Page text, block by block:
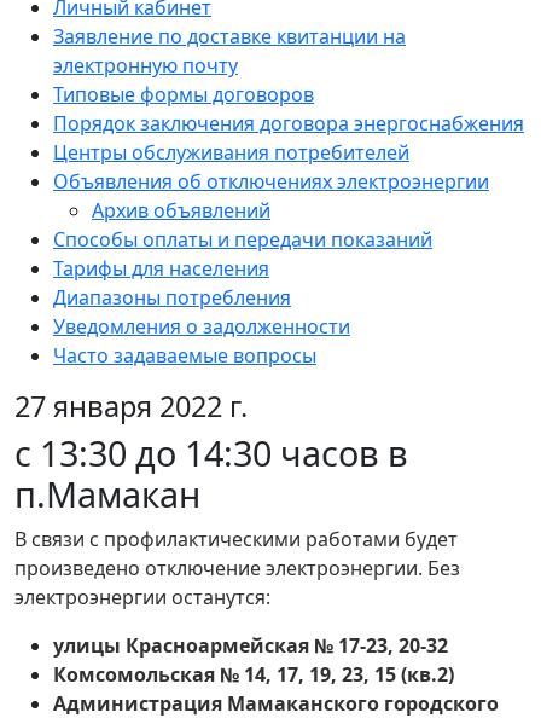
Личный кабинет
Заявление по доставке квитанции на
электронную почту
Типовые формы договоров
Порядок заключения договора энергоснабжения
Центры обслуживания потребителей
Объявления об отключениях электроэнергии
Архив объявлений
Способы оплаты и передачи показаний
Тарифы для населения
Диапазоны потребления
Уведомления о задолженности
Часто задаваемые вопросы
27 января 2022 г.
c 13:30 до 14:30 часов в
п.Мамакан
В связи с профилактическими работами будет
произведено отключение электроэнергии. Без
электроэнергии останутся:
улицы Красноармейская № 17-23, 20-32
Комсомольская № 14, 17, 19, 23, 15 (кв.2)
Администрация Мамаканского городского